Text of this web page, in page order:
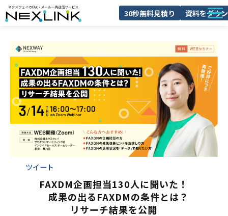
30秒無料見積り 資料をダウ
FAXDMとは
導入事例
ブログ
よくあるご質問
セミナー
ツイート
FAXDM企画担当130人に聞いた！
成果の出るFAXDMの条件とは？
リサーチ結果を公開